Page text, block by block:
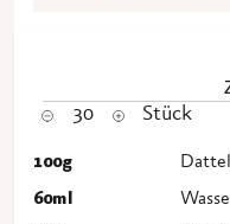
30 Stück
100g
60ml